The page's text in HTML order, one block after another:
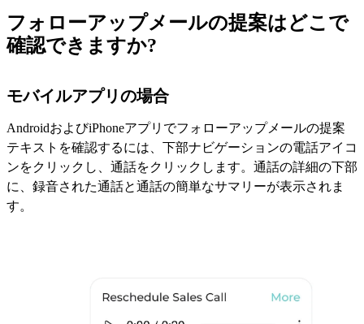
フォローアップメールの提案はどこで
確認できますか?
モバイルアプリの場合
AndroidおよびiPhoneアプリでフォローアップメールの提案
テキストを確認するには、下部ナビゲーションの電話アイコ
ンをクリックし、通話をクリックします。通話の詳細の下部
に、録音された通話と通話の簡単なサマリーが表示されま
す。